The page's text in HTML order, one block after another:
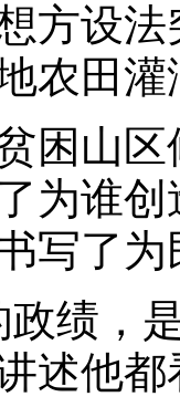
方设
农田
山区
为谁
写了
，是
述他